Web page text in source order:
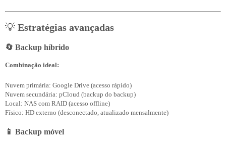
💡 Estratégias avançadas
🔄 Backup híbrido
Combinação ideal:
Nuvem primária: Google Drive (acesso rápido)
Nuvem secundária: pCloud (backup do backup)
Local: NAS com RAID (acesso offline)
📱 Backup móvel